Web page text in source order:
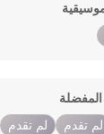
المفضلة
لم تقدم لم تقدم